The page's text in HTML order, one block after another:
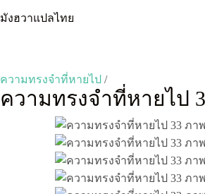
to
มังฮวาแปลไทย
ความทรงจำที่หายไป /
ความทรงจำที่หายไป